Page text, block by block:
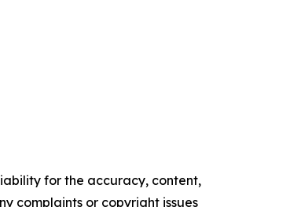
for the accuracy, content,
complaints or copyright issues